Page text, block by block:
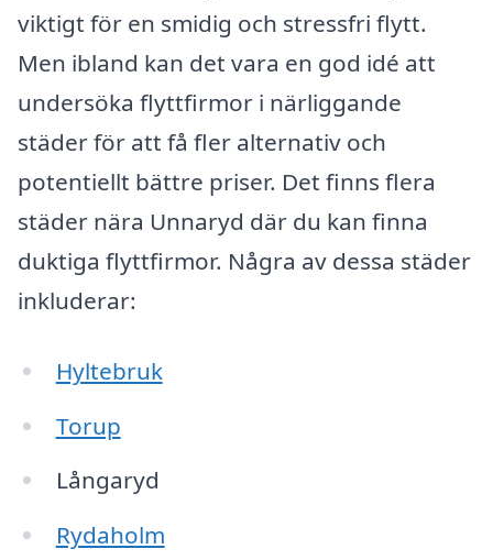
viktigt för en smidig och stressfri flytt.
Men ibland kan det vara en god idé att
undersöka flyttfirmor i närliggande
städer för att få fler alternativ och
potentiellt bättre priser. Det finns flera
städer nära Unnaryd där du kan finna
duktiga flyttfirmor. Några av dessa städer
inkluderar:
Hyltebruk
Torup
Långaryd
Rydaholm